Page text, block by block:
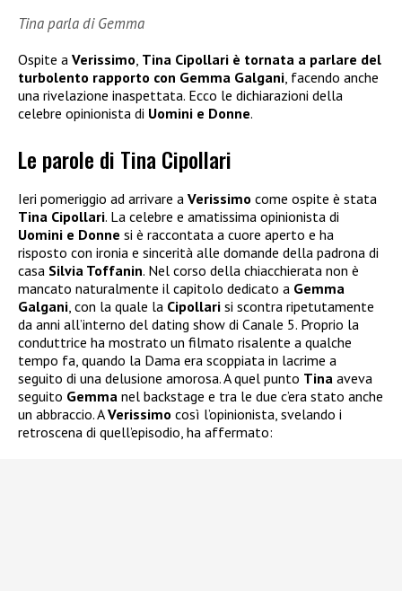
Tina parla di Gemma
Ospite a Verissimo, Tina Cipollari è tornata a parlare del
turbolento rapporto con Gemma Galgani, facendo anche
una rivelazione inaspettata. Ecco le dichiarazioni della
celebre opinionista di Uomini e Donne.
Le parole di Tina Cipollari
Ieri pomeriggio ad arrivare a Verissimo come ospite è stata
Tina Cipollari. La celebre e amatissima opinionista di
Uomini e Donne si è raccontata a cuore aperto e ha
risposto con ironia e sincerità alle domande della padrona di
casa Silvia Toffanin. Nel corso della chiacchierata non è
mancato naturalmente il capitolo dedicato a Gemma
Galgani , con la quale la Cipollari si scontra ripetutamente
da anni all’interno del dating show di Canale 5. Proprio la
conduttrice ha mostrato un filmato risalente a qualche
tempo fa, quando la Dama era scoppiata in lacrime a
seguito di una delusione amorosa. A quel punto Tina aveva
seguito Gemma nel backstage e tra le due c’era stato anche
un abbraccio. AVerissimo così l’opinionista, svelando i
retroscena di quell’episodio, ha affermato: